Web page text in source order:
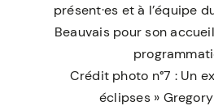
présent·es et à l’équipe
Beauvaispour son
Crédit photo n°7 : Un
éclipses »